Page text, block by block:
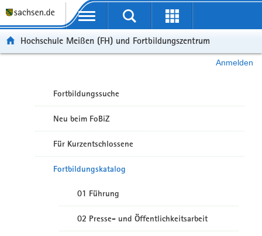
Portalübergreifende Navigation
Hochschule Meißen (FH) und Fortbildungszentrum
Anmelden
Fortbildungssuche
Neu beim FoBiZ
Für Kurzentschlossene
Fortbildungskatalog
01 Führung
02 Presse- und Öffentlichkeitsarbeit